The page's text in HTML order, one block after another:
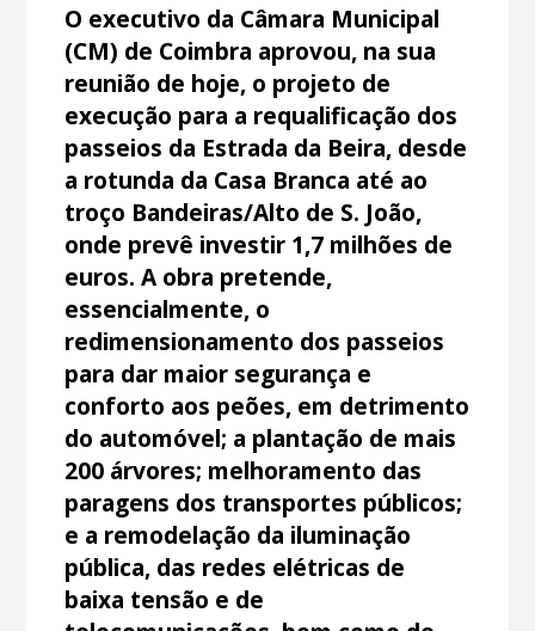
O executivo da Câmara Municipal
(CM) de Coimbra aprovou, na sua
reunião de hoje, o projeto de
execução para a requalificação dos
passeios da Estrada da Beira, desde
a rotunda da Casa Branca até ao
troço Bandeiras/Alto de S. João,
onde prevê investir 1,7 milhões de
euros. A obra pretende,
essencialmente, o
redimensionamento dos passeios
para dar maior segurança e
conforto aos peões, em detrimento
do automóvel; a plantação de mais
200 árvores; melhoramento das
paragens dos transportes públicos;
e a remodelação da iluminação
pública, das redes elétricas de
baixa tensão e de